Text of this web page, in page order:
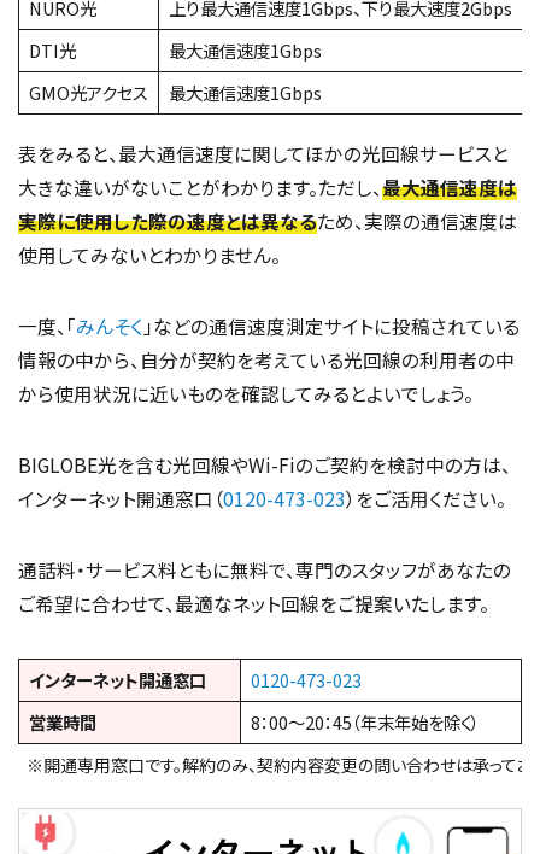
NURO光
上り最大通信速度1Gbps、下り最大速度2Gbps
DTI光
最大通信速度1Gbps
GMO光アクセス
最大通信速度1Gbps
表をみると、最大通信速度に関してほかの光回線サービスと
大きな違いがないことがわかります。ただし、最大通信速度は
実際に使用した際の速度とは異なるため、実際の通信速度は
使用してみないとわかりません。
一度、「みんそく 」などの通信速度測定サイトに投稿されている
情報の中から、自分が契約を考えている光回線の利用者の中
から使用状況に近いものを確認してみるとよいでしょう。
BIGLOBE光を含む光回線やWi-Fiのご契約を検討中の方は、
インターネット開通窓口（0120-473-023）をご活用ください。
通話料・サービス料ともに無料で、専門のスタッフがあなたの
ご希望に合わせて、最適なネット回線をご提案いたします。
インターネット開通窓口
0120-473-023
営業時間
8：00～20：45（年末年始を除く）
※開通専用窓口です。解約のみ、契約内容変更の問い合わせは承ってお